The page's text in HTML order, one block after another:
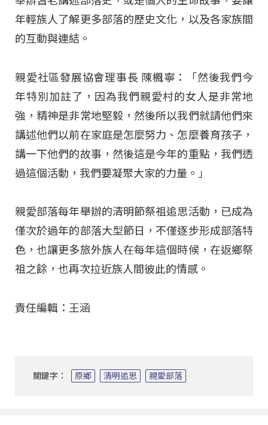
年輕族人了解更多部落的歷史文化，以及各家族間
的互動與連結。
親愛社區發展協會理事長 陳楓寧：「然後我們今
年特別加註了，因為我們親愛村的女人是非常地
強，精神是非常地堅毅，然後所以我們就請他們來
講述他們以前在家庭是怎麼努力、怎麼養育孩子，
講一下他們的故事，然後這是今年的重點，我們透
過這個活動，我們要凝聚大家的力量。」
親愛部落每年舉辦的清明節祭祖追思活動，已成為
僅次於過年的部落大型節日，不僅逐步形成部落特
色，也讓更多旅外族人在每年這個時候，在返鄉祭
祖之餘，也再次拉近族人間彼此的情感。
責任編輯：王涵
關鍵字： 原鄉 清明追思 親愛部落